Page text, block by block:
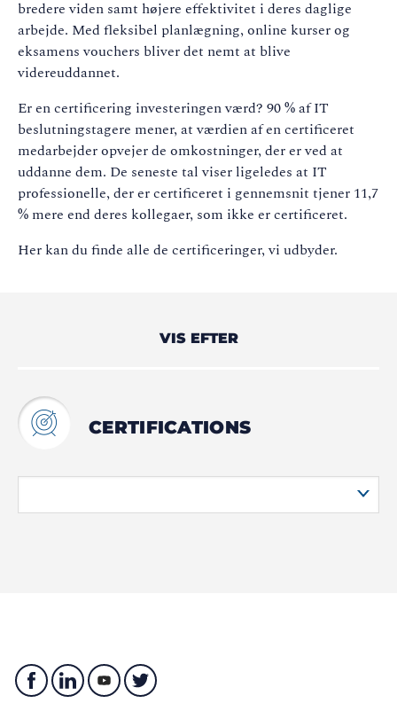
bredere viden samt højere effektivitet i deres daglige
arbejde. Med fleksibel planlægning, online kurser og
eksamens vouchers bliver det nemt at blive
videreuddannet.
Er en certificering investeringen værd? 90 % af IT
beslutningstagere mener, at værdien af en certificeret
medarbejder opvejer de omkostninger, der er ved at
uddanne dem. De seneste tal viser ligeledes at IT
professionelle, der er certificeret i gennemsnit tjener 11,7
% mere end deres kollegaer, som ikke er certificeret.
Her kan du finde alle de certificeringer, vi udbyder.
VIS EFTER
CERTIFICATIONS